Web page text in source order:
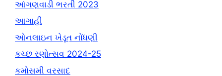
આંગણવાડી ભરતી 2023
આગાહી
ઓનલાઇન ખેડૂત નોંધણી
કચ્છ રણોત્સવ 2024-25
કમોસમી વરસાદ